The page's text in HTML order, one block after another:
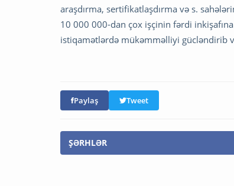
araşdırma, sertifikatlaşdırma və s.
10 000 000-dan çox işçinin fərdi
istiqamətlərdə mükəmməlliyi gücləndirib
Paylaş Tweet
ŞƏRHLƏR